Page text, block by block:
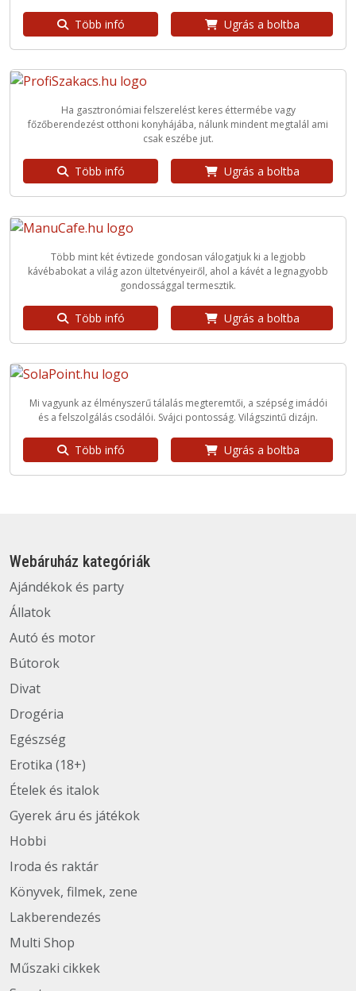
Több infó Ugrás a boltba
Ha gasztronómiai felszerelést keres éttermébe vagy
főzőberendezést otthoni konyhájába, nálunk mindent megtalál ami
csak eszébe jut.
Több infó Ugrás a boltba
Több mint két évtizede gondosan válogatjuk ki a legjobb
kávébabokat a világ azon ültetvényeiről, ahol a kávét a legnagyobb
gondossággal termesztik.
Több infó Ugrás a boltba
Mi vagyunk az élményszerű tálalás megteremtői, a szépség imádói
és a felszolgálás csodálói. Svájci pontosság. Világszintű dizájn.
Több infó Ugrás a boltba
Webáruház kategóriák
Ajándékok és party
Állatok
Autó és motor
Bútorok
Divat
Drogéria
Egészség
Erotika (18+)
Ételek és italok
Gyerek áru és játékok
Hobbi
Iroda és raktár
Könyvek, filmek, zene
Lakberendezés
Multi Shop
Műszaki cikkek